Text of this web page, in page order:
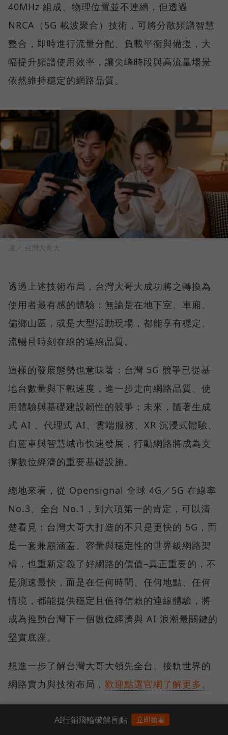
40MHz 組成、物理位置並不連續，但透過
NRCA（5G 載波聚合）技術，可將分散頻譜智慧
整合，即時進行流量分配、負載平衡與備援，大
幅提升頻譜使用效率，讓尖峰時段與高流量場景
依然維持穩定的網路品質。
圖／ 台灣大哥大
透過上述技術布局，台灣大哥大成功將之轉換為
使用者最有感的體驗：無論是在地下室、車廂、
偏鄉山區，或是大型活動現場，都能享有穩定、
流暢且時刻在線的連線品質。
這樣的發展態勢也意味著：台灣 5G 競爭已從基
地台數量與下載速度，進一步走向網路品質、使
用體驗與基礎建設韌性的競爭；未來，隨著生成
式 AI 、代理式 AI、雲端服務、XR 沉浸式體驗、
自駕車與智慧城市快速發展，行動網路將成為支
撐數位經濟的重要基礎設施。
總地來看，從 Opensignal 全球 4G／5G 在線率
No.3、全台 No.1，到六項第一的肯定，可以清
楚看見：台灣大哥大打造的不只是更快的 5G，而
是一套兼顧涵蓋、容量與穩定性的世界級網路架
構，也重新定義了好網路的價值–真正重要的，不
是測速最快，而是在任何時間、任何地點、任何
情境，都能提供穩定且值得信賴的連線體驗，將
成為推動台灣下一個數位經濟與 AI 浪潮最關鍵的
堅實底座。
想進一步了解台灣大哥大領先全台、接軌世界的
網路實力與技術布局， 歡迎點選官網了解更多。
AI行銷飛輪破解盲點 立即搶看